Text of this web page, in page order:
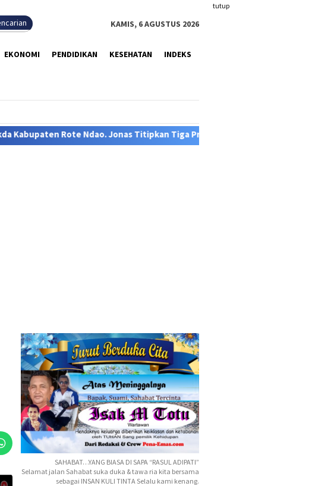
tutup
KAMIS, 6 AGUSTUS 2026
EKONOMI PENDIDIKAN KESEHATAN INDEKS
Titipkan Tiga Prinsip Keberhasilan Birokrasi.
SAHABAT…YANG BIASA DI SAPA “RASUL ADIPATI”
Selamat jalan Sahabat suka duka & tawa ria kita bersama
sebagai INSAN KULI TINTA Selalu kami kenang.